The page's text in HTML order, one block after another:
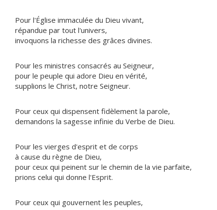
Pour l'Église immaculée du Dieu vivant,
répandue par tout l'univers,
invoquons la richesse des grâces divines.
Pour les ministres consacrés au Seigneur,
pour le peuple qui adore Dieu en vérité,
supplions le Christ, notre Seigneur.
Pour ceux qui dispensent fidèlement la parole,
demandons la sagesse infinie du Verbe de Dieu.
Pour les vierges d'esprit et de corps
à cause du règne de Dieu,
pour ceux qui peinent sur le chemin de la vie parfaite,
prions celui qui donne l'Esprit.
Pour ceux qui gouvernent les peuples,